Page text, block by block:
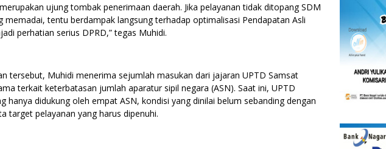
ujung tombak penerimaan daerah. Jika pelayanan tidak ditopang SDM
memadai, tentu berdampak langsung terhadap optimalisasi Pendapatan Asli
perhatian serius DPRD,” tegas Muhidi.
tersebut, Muhidi menerima sejumlah masukan dari jajaran UPTD Samsat
terkait keterbatasan jumlah aparatur sipil negara (ASN). Saat ini, UPTD
hanya didukung oleh empat ASN, kondisi yang dinilai belum sebanding dengan
target pelayanan yang harus dipenuhi.